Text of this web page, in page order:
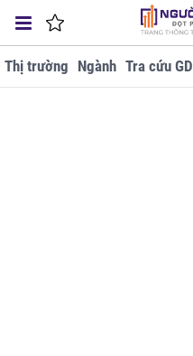
Thị trường Ngành Tra cứu GD